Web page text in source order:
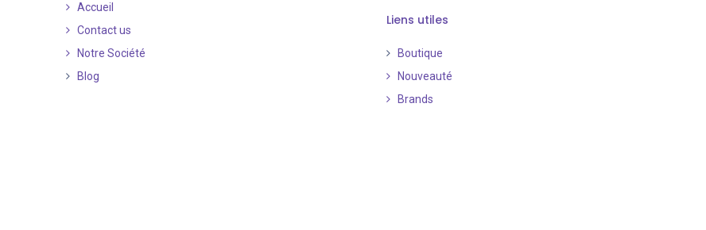
Accueil
Contact us
Notre Société
Blog
Liens utiles
Boutique
Nouveauté
Brands